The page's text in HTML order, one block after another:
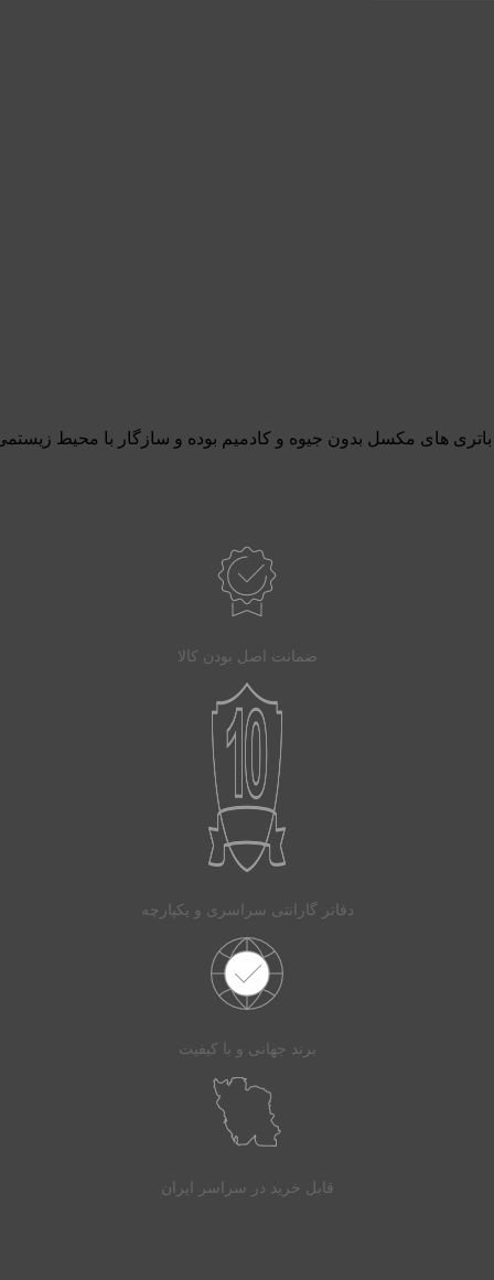
های مکسل بدون جیوه و کادمیم بوده و سازگار با محیط
ضمانت اصل بودن کالا
دفاتر گارانتی سراسری و یکپارچه
برند جهانی و با کیفیت
قابل خرید در سراسر ایران